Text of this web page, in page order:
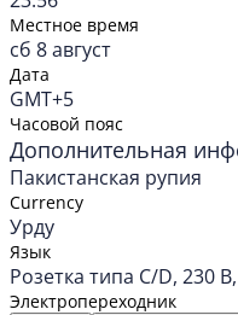
Местное время
сб 8 август
Дата
GMT+5
Часовой пояс
Дополнительная
Пакистанская рупия
Currency
Урду
Язык
Розетка типа C/D, 230
Электропереходник